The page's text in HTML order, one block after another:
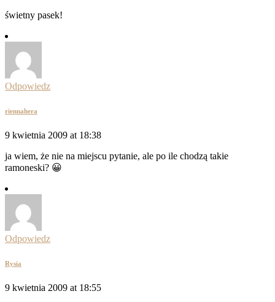
świetny pasek!
Odpowiedz
riennahera
9 kwietnia 2009 at 18:38
ja wiem, że nie na miejscu pytanie, ale po ile chodzą takie
ramoneski? 😀
Odpowiedz
Rysia
9 kwietnia 2009 at 18:55